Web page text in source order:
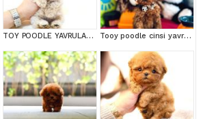
TOY POODLE YAVRULARIM Tooy poodle cinsi yavrular DİŞİ erkek mevcuttur